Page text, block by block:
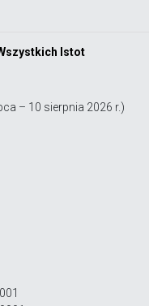
Istot
– 10 sierpnia 2026 r.)